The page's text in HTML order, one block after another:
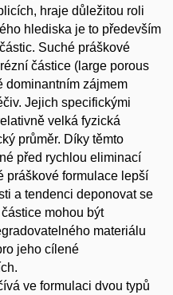
hraje důležitou roli
hlediska je to především
Suché práškové
částice (large porous
dominantním zájmem
Jejich specifickými
velká fyzická
průměr. Díky těmto
před rychlou eliminací
práškové formulace lepší
a tendenci deponovat se
mohou být
materiálu
jeho cílené
ve formulaci dvou typů